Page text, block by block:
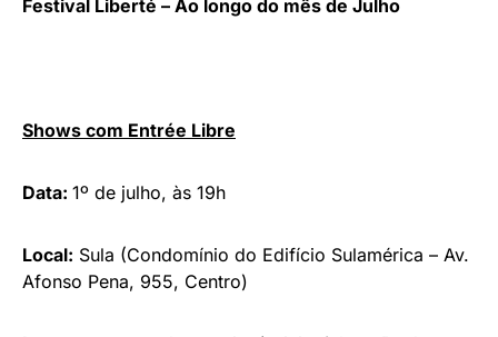
Festival Liberté – Ao longo do mês de Julho
Shows com Entrée Libre
Data: 1º de julho, às 19h
Local: Sula (Condomínio do Edifício Sulamérica – Av.
Afonso Pena, 955, Centro)